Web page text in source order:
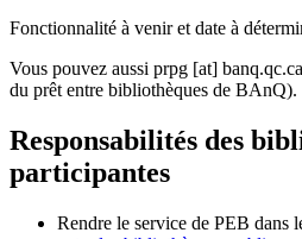
Fonctionnalité à venir et date à
Vous pouvez aussi prpg [at] banq.qc.ca
du prêt entre bibliothèques de BAnQ).
Responsabilités des
participantes
Rendre le service de PEB dans